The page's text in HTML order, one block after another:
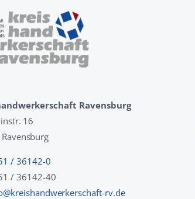
Ravensburg
16
/ 36142-0
/ 36142-40
rv.de